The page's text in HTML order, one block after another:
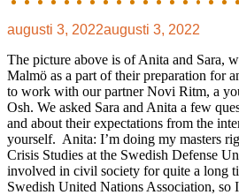
augusti 3, 2022augusti 3, 2022
The picture above is of Anita and Sara,
Malmö as a part of their preparation for
to work with our partner Novi Ritm, a
Osh. We asked Sara and Anita a few
and about their expectations from the
yourself. Anita: I’m doing my masters
Crisis Studies at the Swedish Defense
involved in civil society for quite a long
Swedish United Nations Association, so